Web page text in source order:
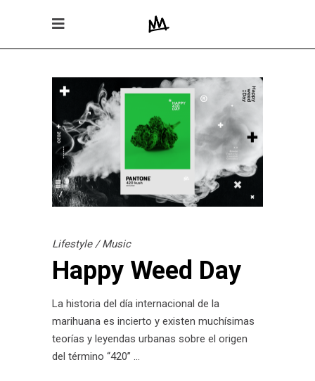
Lifestyle/Music
Happy Weed Day
La historia del día internacional de la
marihuana es incierto y existen muchísimas
teorías y leyendas urbanas sobre el origen
del término “420”